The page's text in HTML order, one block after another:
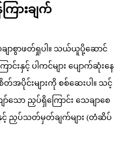
ြားချက်
ချာစွာဖတ်ရှုပါ။ သယ်ယူပို့ဆောင်
င်းနှင့် ပါကင်များ ပျောက်ဆုံးနေ
တ်အပိုင်းများကို စစ်ဆေးပါ။ သင့်
ော ညှပ်ရှိကြောင်း သေချာစေ
ညှပ်သတ်မှတ်ချက်များ (တံဆိပ်